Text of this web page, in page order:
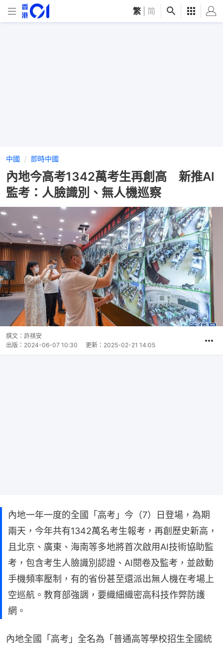
繁 简
中國 即時中國
內地今高考1342萬考生再創高 新推AI
監考：人臉識別、無人機巡察
撰文： 許祺安
出版： 2024-06-07 10:30 更新： 2025-02-21 14:05
內地一年一度的全國「高考」今（7）日登場，為期
兩天，今年共有1342萬名考生報考，再創歷史新高，
且北京、廣東、海南等多地將首次啟用AI技術協助監
考，包含考生人臉識別認證、AI閱卷及監考，並啟動
手機頻率壓制，有的省份甚至還派出無人機在考場上
空巡航。教育部強調，要織細織密高科技作弊防護
網。
內地全國「高考」全名為「普通高等學校招生全國統